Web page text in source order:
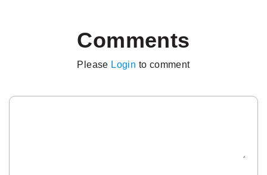
Comments
Please Login to comment